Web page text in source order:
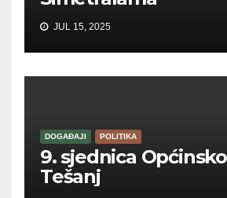
JUL 15, 2025
DOGAĐAJI POLITIKA
9. sjednica
Tešanj